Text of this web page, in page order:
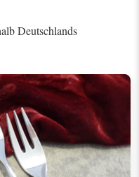
Deutschlands